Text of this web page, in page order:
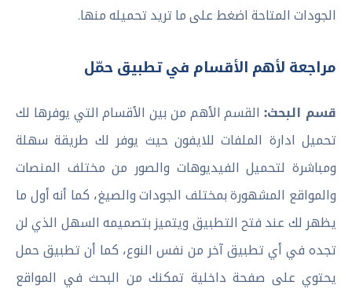
الجودات المتاحة اضغط على ما تريد تحميله منها.
مراجعة لأهم الأقسام في تطبيق حمّل
قسم البحث:القسم الأهم من بين الأقسام التي يوفرها لك
تحميل ادارة الملفات للايفون حيث يوفر لك طريقة سهلة
ومباشرة لتحميل الفيديوهات والصور من مختلف المنصات
والمواقع المشهورة بمختلف الجودات والصيغ، كما أنه أول ما
يظهر لك عند فتح التطبيق ويتميز بتصميمه السهل الذي لن
تجده في أي تطبيق آخر من نفس النوع، كما أن تطبيق حمل
يحتوي على صفحة داخلية تمكنك من البحث في المواقع